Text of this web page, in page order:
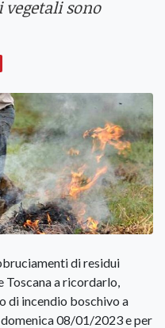
sono
di residui
Toscana a ricordarlo,
di incendio boschivo a
08/01/2023 e per